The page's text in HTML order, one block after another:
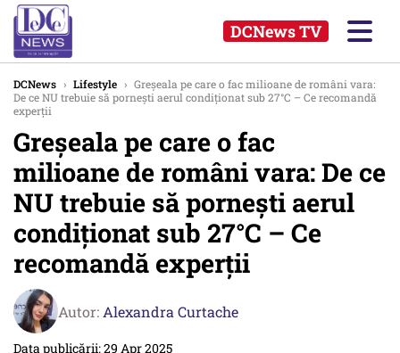
DCNews TV
DCNews › Lifestyle › Greșeala pe care o fac milioane de români vara:
De ce NU trebuie să pornești aerul condiționat sub 27°C – Ce recomandă
experții
Greșeala pe care o fac
milioane de români vara: De ce
NU trebuie să pornești aerul
condiționat sub 27°C – Ce
recomandă experții
Autor: Alexandra Curtache
Data publicării: 29 Apr 2025